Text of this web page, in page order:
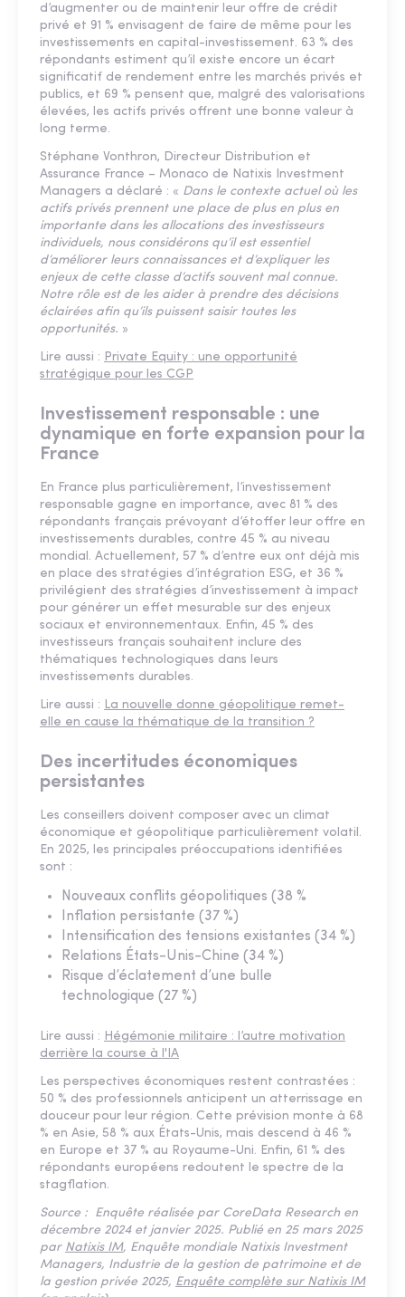
d’augmenter ou de maintenir leur offre de crédit
privé et 91 % envisagent de faire de même pour les
investissements en capital-investissement. 63 % des
répondants estiment qu’il existe encore un écart
significatif de rendement entre les marchés privés et
publics, et 69 % pensent que, malgré des valorisations
élevées, les actifs privés offrent une bonne valeur à
long terme.
Stéphane Vonthron, Directeur Distribution et
Assurance France – Monaco de Natixis Investment
Managers a déclaré : « Dans le contexte actuel où les
actifs privés prennent une place de plus en plus en
importante dans les allocations des investisseurs
individuels, nous considérons qu’il est essentiel
d’améliorer leurs connaissances et d’expliquer les
enjeux de cette classe d’actifs souvent mal connue.
Notre rôle est de les aider à prendre des décisions
éclairées afin qu’ils puissent saisir toutes les
opportunités. »
Lire aussi : Private Equity : une opportunité
stratégique pour les CGP
Investissement responsable : une
dynamique en forte expansion pour la
France
En France plus particulièrement, l’investissement
responsable gagne en importance, avec 81 % des
répondants français prévoyant d’étoffer leur offre en
investissements durables, contre 45 % au niveau
mondial. Actuellement, 57 % d’entre eux ont déjà mis
en place des stratégies d’intégration ESG, et 36 %
privilégient des stratégies d’investissement à impact
pour générer un effet mesurable sur des enjeux
sociaux et environnementaux. Enfin, 45 % des
investisseurs français souhaitent inclure des
thématiques technologiques dans leurs
investissements durables.
Lire aussi : La nouvelle donne géopolitique remet-
elle en cause la thématique de la transition ?
Des incertitudes économiques
persistantes
Les conseillers doivent composer avec un climat
économique et géopolitique particulièrement volatil.
En 2025, les principales préoccupations identifiées
sont :
Nouveaux conflits géopolitiques (38 %
Inflation persistante (37 %)
Intensification des tensions existantes (34 %)
Relations États-Unis-Chine (34 %)
Risque d’éclatement d’une bulle
technologique (27 %)
Lire aussi : Hégémonie militaire : l’autre motivation
derrière la course à l'IA
Les perspectives économiques restent contrastées :
50 % des professionnels anticipent un atterrissage en
douceur pour leur région. Cette prévision monte à 68
% en Asie, 58 % aux États-Unis, mais descend à 46 %
en Europe et 37 % au Royaume-Uni. Enfin, 61 % des
répondants européens redoutent le spectre de la
stagflation.
Source : Enquête réalisée par CoreData Research en
décembre 2024 et janvier 2025. Publié en 25 mars 2025
par Natixis IM, Enquête mondiale Natixis Investment
Managers, Industrie de la gestion de patrimoine et de
la gestion privée 2025, Enquête complète sur Natixis IM